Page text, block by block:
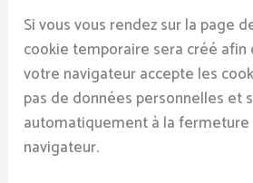
Si vous vous rendez sur la page
cookie temporaire sera créé
votre navigateur accepte les
pas de données personnelles et
automatiquement à la
navigateur.